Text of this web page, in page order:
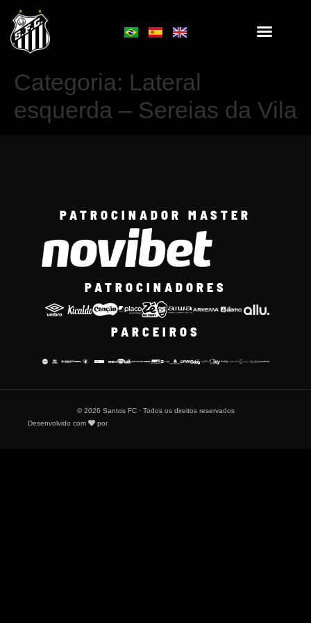
Categoria: Lateral
esquerda – Sereias da Vila
PATROCINADOR MASTER
PATROCINADORES
PARCEIROS
© 2026 Santos FC · Todos os direitos reservados
Desenvolvido com
por